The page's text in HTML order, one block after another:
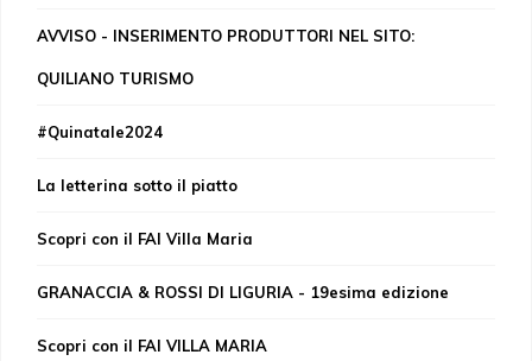
AVVISO - INSERIMENTO PRODUTTORI NEL SITO:
QUILIANO TURISMO
#Quinatale2024
La letterina sotto il piatto
Scopri con il FAI Villa Maria
GRANACCIA & ROSSI DI LIGURIA - 19esima edizione
Scopri con il FAI VILLA MARIA